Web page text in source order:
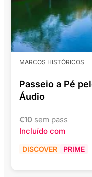
MARCOS HISTÓRICOS
Passeio a Pé
Áudio
€10 sem pass
Incluído com
DISCOVER PRIME